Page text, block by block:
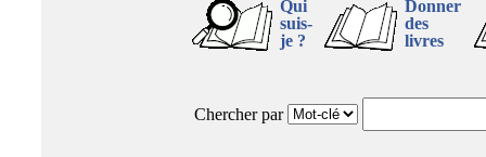
Qui
suis-
je ?
Donner
des
livres
Chercher par